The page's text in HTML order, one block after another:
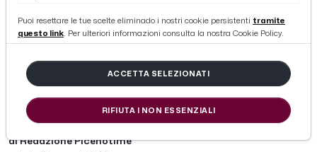
Beach soccer: Serie A Q8 Poule
Scudetto 2025, l'Happy Car
Sambenedettese supera Cagliari in
rimonta
di Redazione Picenotime
Puoi resettare le tue scelte eliminado i nostri cookie persistenti tramite
questo link. Per ulteriori informazioni consulta la nostra Cookie Policy.
ACCETTA SELEZIONATI
RIFIUTA I NON ESSENZIALI